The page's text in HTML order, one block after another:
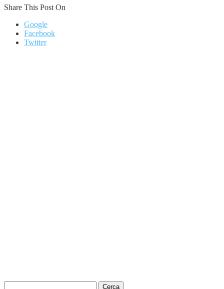
Share This Post On
Google
Facebook
Twitter